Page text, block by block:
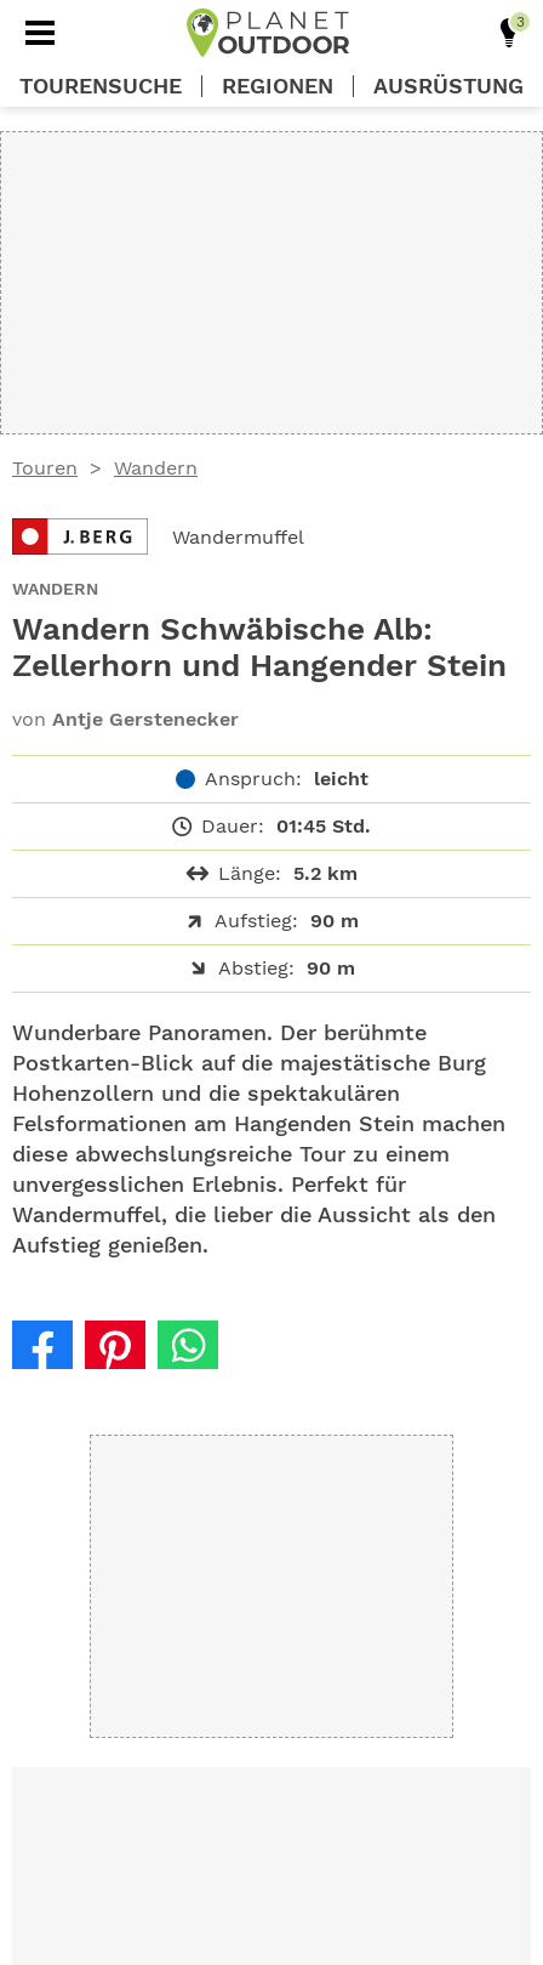
Touren Wandern
Wandermuffel
WANDERN
Wandern Schwäbische Alb:
Zellerhorn und Hangender Stein
von Antje Gerstenecker
Anspruch: leicht
Dauer: 01:45 Std.
Länge: 5.2 km
Aufstieg: 90 m
Abstieg: 90 m
Wunderbare Panoramen. Der berühmte
Postkarten-Blick auf die majestätische Burg
Hohenzollern und die spektakulären
Felsformationen am Hangenden Stein machen
diese abwechslungsreiche Tour zu einem
unvergesslichen Erlebnis. Perfekt für
Wandermuffel, die lieber die Aussicht als den
Aufstieg genießen.
TOURENSUCHE REGIONEN AUSRÜSTUNG
ABO
GEWINNEN
NEWSLETTER
SHOP